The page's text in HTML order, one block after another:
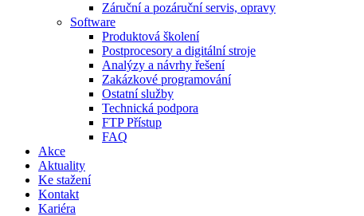
Záruční a pozáruční servis, opravy
Software
Produktová školení
Postprocesory a digitální stroje
Analýzy a návrhy řešení
Zakázkové programování
Ostatní služby
Technická podpora
FTP Přístup
FAQ
Akce
Aktuality
Ke stažení
Kontakt
Kariéra